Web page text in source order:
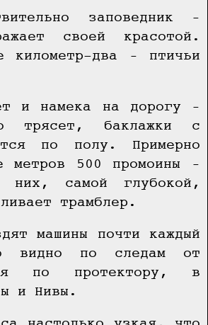
заповедник –
своей красотой.
километр-два – птичьи
и намека на дорогу –
трясет, баклажки с
по полу. Примерно
метров 500 промоины –
самой глубокой,
трамблер.
машины почти каждый
видно по следам от
по протектору, в
и Нивы.